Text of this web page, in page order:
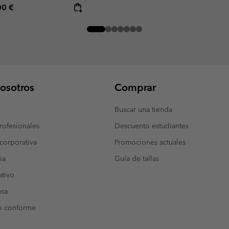
price:
€
conforme
Comprar
Buscar una tienda
Descuento estudiantes
Promociones actuales
Guía de tallas